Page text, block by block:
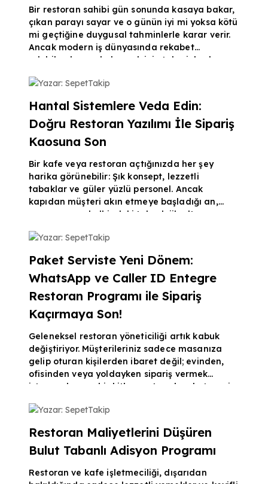
Bir restoran sahibi gün sonunda kasaya bakar,
çıkan parayı sayar ve o günün iyi mi yoksa kötü
mi geçtiğine duygusal tahminlerle karar verir.
Ancak modern iş dünyasında rekabet
edebilmek ve şubeleşmek için tahminlerden
vardır. "Bu ay en çok hangi yemek satıldı?",
daha sakin?", "Mutfaktaki fire oranımız nedir?"
gibi soruların yanıtını bilmeyen bir işletmenin
uzun vadede büyümesi oldukça zordur. Tüm bu
op
Yazar: SepetTakip
Hantal Sistemlere Veda Edin:
Doğru Restoran Yazılımı İle Sipariş
Kaosuna Son
Bir kafe veya restoran açtığınızda her şey
harika görünebilir: Şık konsept, lezzetli
tabaklar ve güler yüzlü personel. Ancak
kapıdan müşteri akın etmeye başladığı an,
operasyonun kalbindeki teknolojik altyapınız
Yanlış giden siparişler, mutfakta kaybolan
açıklar… Eğer siz de işletmenizde bu sorunları
yaşıyorsanız, hantal ve eski yöntemleri bir
kenara bırakıp modern bir restoran yazılımı
entegrasyonu yapmanın za
Yazar: SepetTakip
Paket Serviste Yeni Dönem:
WhatsApp ve Caller ID Entegre
Restoran Programı ile Sipariş
Kaçırmaya Son!
Geleneksel restoran yöneticiliği artık kabuk
değiştiriyor. Müşterileriniz sadece masanıza
gelip oturan kişilerden ibaret değil; evinden,
ofisinden veya yoldayken sipariş vermek
isteyen devasa bir kitle var. Ancak paket servis
yoğunluğu, hatların meşgul çalması veya
işletmeleri yoruyor. Paket servis cirolarınızı
yukarı taşımak ve sipariş süreçlerini hatasız
altında
Yazar: SepetTakip
Restoran Maliyetlerini Düşüren
Bulut Tabanlı Adisyon Programı
Restoran ve kafe işletmeciliği, dışarıdan